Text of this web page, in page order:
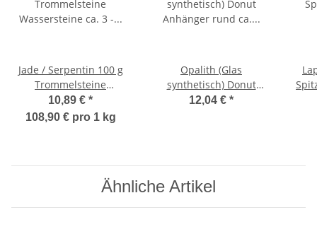
Jade / Serpentin 100 g
Trommelsteine
Wassersteine ca. 3 - 5
Steine ca. 30 - 35 mm
10,89 € *
108,90 € pro 1 kg
Opalith (Glas
synthetisch) Donut
Anhänger rund ca. 50
12,04 € *
Ähnliche Artikel